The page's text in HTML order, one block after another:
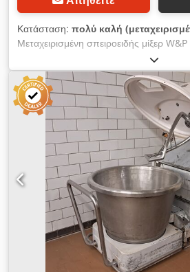
Κατάσταση: πολύ καλή
Μεταχειρισμένη σπειροειδής μίξερ
ΔΙΑΣΤΆΣΕΙΣ (σε cm): - πλάτος: 107
μήκος: 170 - ύψος: 130 (με το
ΧΑΡΑΚΤΗΡΙΣΤΙΚΆ: - χωρητικότητα: 80
ζύμης - τροφοδοσία: 400V 50Hz
αφαιρούμενα δοχεία Η αναφερόμενη τιμή
Διαθέσιμες, με επιπλέον χρέωση, οι
μεταφορά της συσκευής. ΜΙΛΆΜΕ
ΓΑΛΛΙΚΆ, ΡΩΣΙΚΆ ΚΑΙ ΟΥΚΡΑΪΝΙΚΆ.